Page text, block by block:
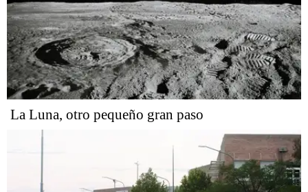
La Luna, otro pequeño gran paso